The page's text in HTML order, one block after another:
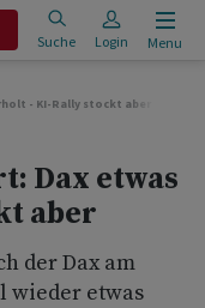
Suche Login Menu
- KI-Rally stockt aber
Dax etwas
aber
der Dax am
wieder etwas